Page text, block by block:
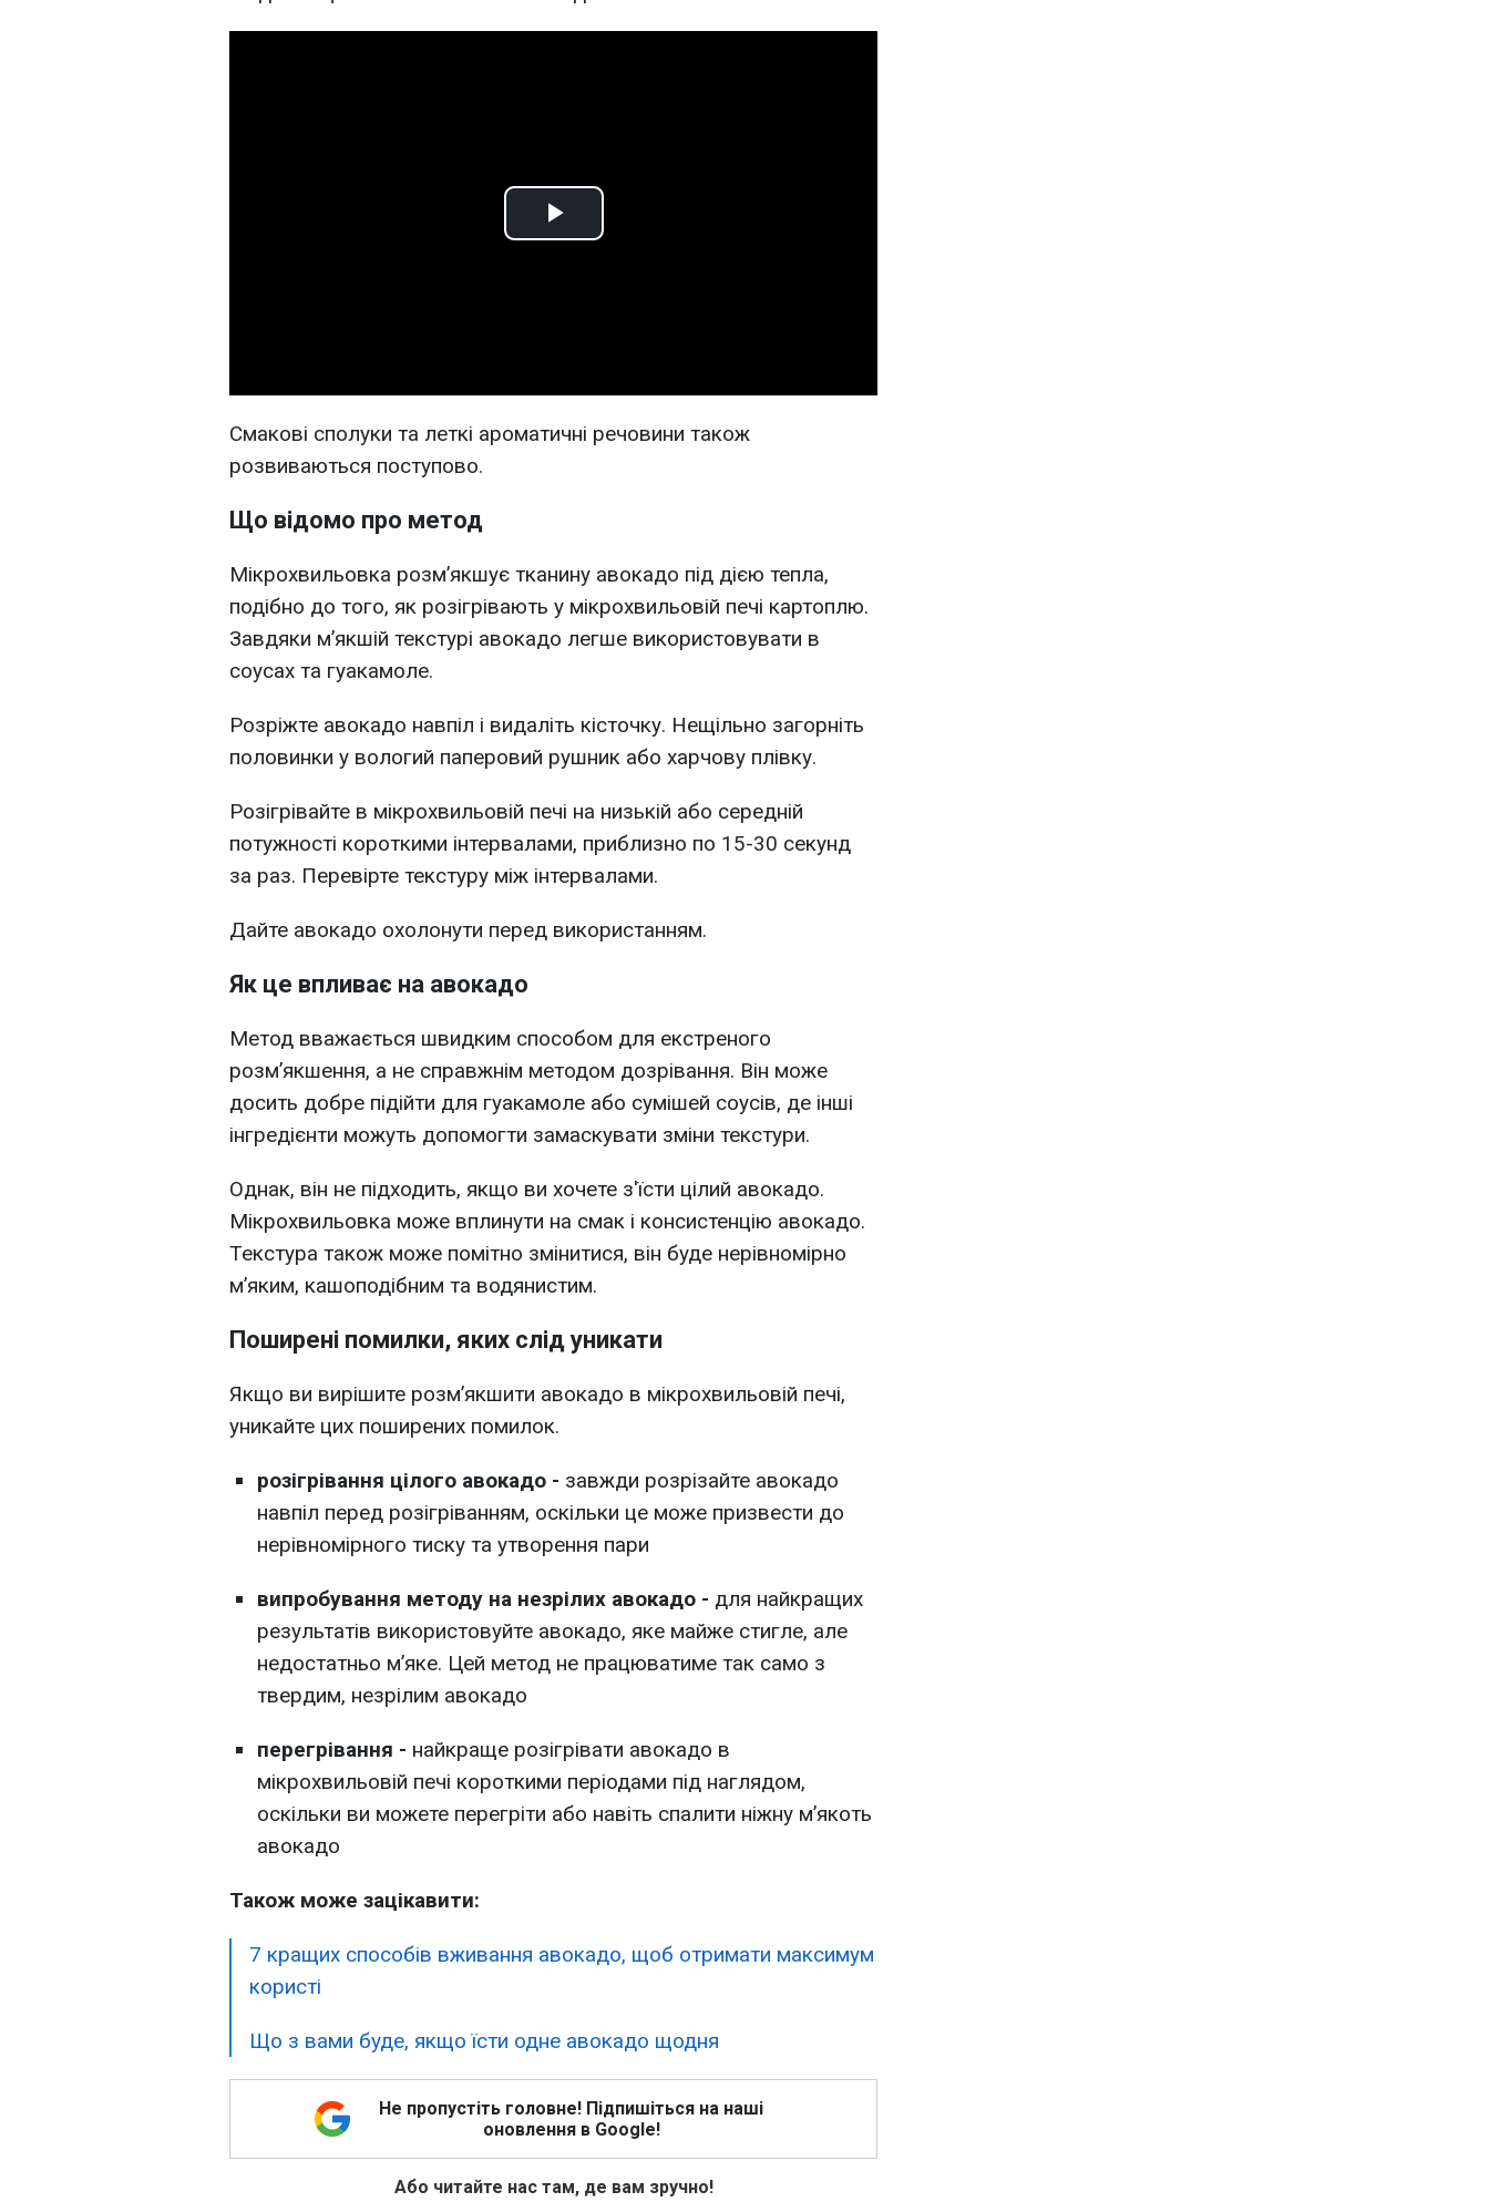
Play
Смакові сполуки та леткі ароматичні речовини також
розвиваються поступово.
Що відомо про метод
Мікрохвильовка розм’якшує тканину авокадо під дією тепла,
подібно до того, як розігрівають у мікрохвильовій печі картоплю.
Завдяки м’якшій текстурі авокадо легше використовувати в
соусах та гуакамоле.
Розріжте авокадо навпіл і видаліть кісточку. Нещільно загорніть
половинки у вологий паперовий рушник або харчову плівку.
Розігрівайте в мікрохвильовій печі на низькій або середній
потужності короткими інтервалами, приблизно по 15-30 секунд
за раз. Перевірте текстуру між інтервалами.
Дайте авокадо охолонути перед використанням.
Як це впливає на авокадо
Метод вважається швидким способом для екстреного
розм’якшення, а не справжнім методом дозрівання. Він може
досить добре підійти для гуакамоле або сумішей соусів, де інші
інгредієнти можуть допомогти замаскувати зміни текстури.
Однак, він не підходить, якщо ви хочете з'їсти цілий авокадо.
Мікрохвильовка може вплинути на смак і консистенцію авокадо.
Текстура також може помітно змінитися, він буде нерівномірно
м’яким, кашоподібним та водянистим.
Поширені помилки, яких слід уникати
Якщо ви вирішите розм’якшити авокадо в мікрохвильовій печі,
уникайте цих поширених помилок.
розігрівання цілого авокадо - завжди розрізайте авокадо
навпіл перед розігріванням, оскільки це може призвести до
нерівномірного тиску та утворення пари
випробування методу на незрілих авокадо - для найкращих
результатів використовуйте авокадо, яке майже стигле, але
недостатньо м’яке. Цей метод не працюватиме так само з
твердим, незрілим авокадо
перегрівання - найкраще розігрівати авокадо в
мікрохвильовій печі короткими періодами під наглядом,
оскільки ви можете перегріти або навіть спалити ніжну м’якоть
авокадо
Також може зацікавити:
7 кращих способів вживання авокадо, щоб отримати максимум
користі
Що з вами буде, якщо їсти одне авокадо щодня
Не пропустіть головне! Підпишіться на наші
оновлення в Google!
Або читайте нас там, де вам зручно!